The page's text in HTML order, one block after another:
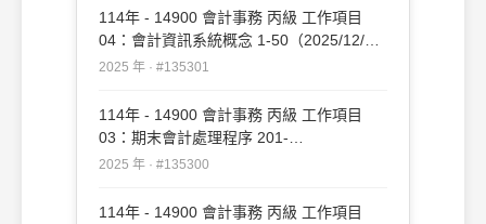
114年 - 14900 會計事務 丙級 工作項目
04：會計資訊系統概念 1-50（2025/12/19
更新）#135301
2025 年 · #135301
114年 - 14900 會計事務 丙級 工作項目
03：期末會計處理程序 201-
221（2025/12/19 更新）#135300
2025 年 · #135300
114年 - 14900 會計事務 丙級 工作項目